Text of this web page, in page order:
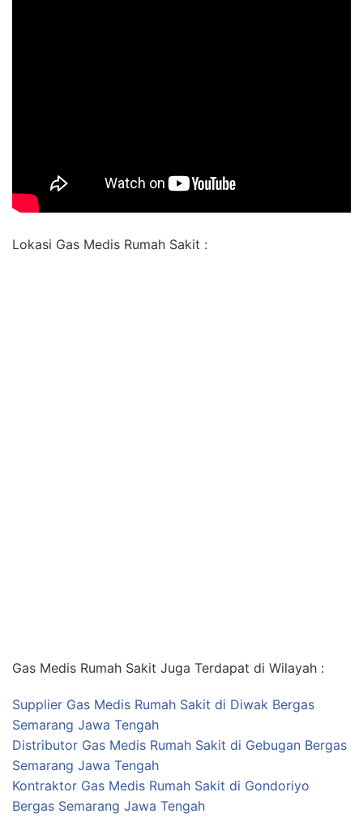
Lokasi Gas Medis Rumah Sakit :
Gas Medis Rumah Sakit Juga Terdapat di Wilayah :
Supplier Gas Medis Rumah Sakit di Diwak Bergas
Semarang Jawa Tengah
Distributor Gas Medis Rumah Sakit di Gebugan Bergas
Semarang Jawa Tengah
Kontraktor Gas Medis Rumah Sakit di Gondoriyo
Bergas Semarang Jawa Tengah